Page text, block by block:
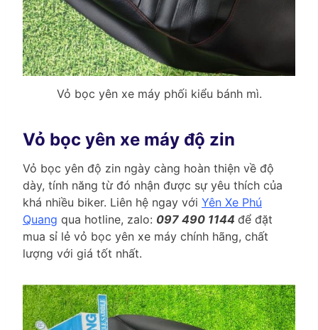
Vỏ bọc yên xe máy phối kiểu bánh mì.
Vỏ bọc yên xe máy độ zin
Vỏ bọc yên độ zin ngày càng hoàn thiện về độ
dày, tính năng từ đó nhận được sự yêu thích của
khá nhiều biker. Liên hệ ngay với Yên Xe Phú
Quang qua hotline, zalo: 097 490 1144 để đặt
mua sỉ lẻ vỏ bọc yên xe máy chính hãng, chất
lượng với giá tốt nhất.